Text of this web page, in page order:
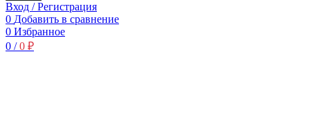
Вход / Регистрация
0 Добавить в сравнение
0 Избранное
0 / 0 ₽